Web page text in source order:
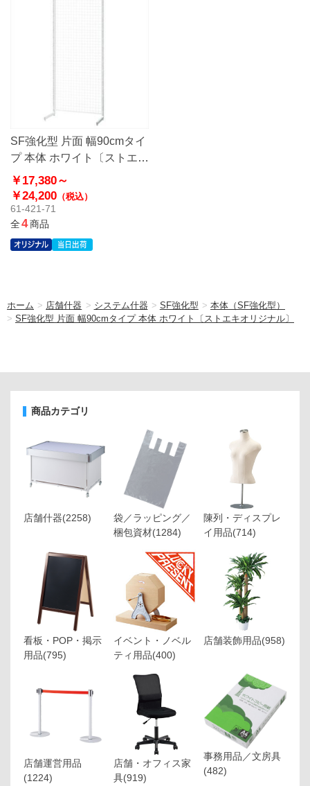
SF強化型 片面 幅90cmタイ
プ 本体 ホワイト〔ストエキ
オリジナル〕
￥17,380～
￥24,200 （税込）
61-421-71
全4商品
ホーム > 店舗什器 > システム什器 > SF強化型 > 本体（SF強化型）
> SF強化型 片面 幅90cmタイプ 本体 ホワイト〔ストエキオリジナル〕
商品カテゴリ
店舗什器(2258)
袋／ラッピング／
梱包資材(1284)
陳列・ディスプレ
イ用品(714)
看板・POP・掲示
用品(795)
イベント・ノベル
ティ用品(400)
店舗装飾用品(958)
店舗運営用品
(1224)
店舗・オフィス家
具(919)
事務用品／文房具
(482)